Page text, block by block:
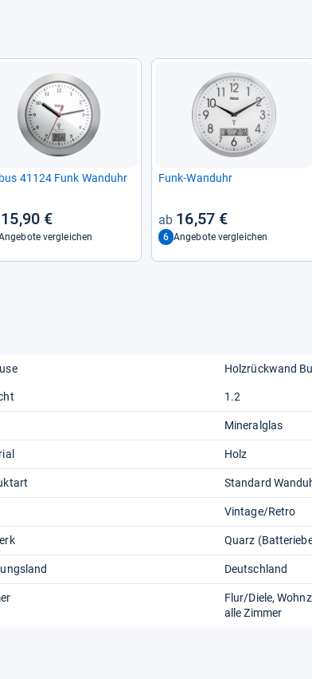
41124 Funk Wand­uhr
15,90 €
vergleichen
Funk-​Wand­uhr
16,57 €
6 Angebote vergleichen
Holzrückwand
1.2
Mineralglas
Holz
Standard
Vintage/Retro
Quarz
Deutschland
Flur/Diele,
alle Zimmer